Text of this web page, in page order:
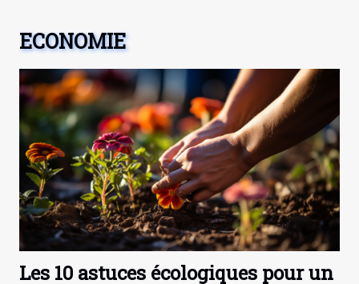
l'entreprise. Cependant,
une action représente une
partie du capital de la
société. Avant d'investir en
bourse, cependant, il y a
quelques règles de base à
comprendre. Voir plus...
ECONOMIE
Les 10 astuces écologiques pour un